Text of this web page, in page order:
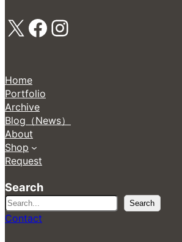
X Facebook Instagram
Home
Portfolio
Archive
Blog（News）
About
Shop
Request
Search
検
索
Search
Contact